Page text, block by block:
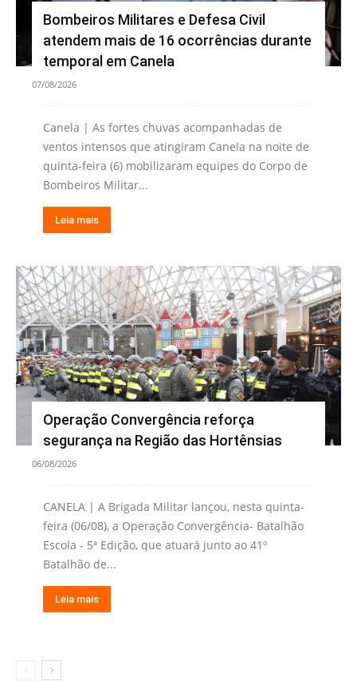
Bombeiros Militares e Defesa Civil
atendem mais de 16 ocorrências durante
temporal em Canela
07/08/2026
Canela | As fortes chuvas acompanhadas de
ventos intensos que atingiram Canela na noite de
quinta-feira (6) mobilizaram equipes do Corpo de
Bombeiros Militar...
Leia mais
Operação Convergência reforça
segurança na Região das Hortênsias
06/08/2026
CANELA | A Brigada Militar lançou, nesta quinta-
feira (06/08), a Operação Convergência- Batalhão
Escola - 5ª Edição, que atuará junto ao 41º
Batalhão de...
Leia mais